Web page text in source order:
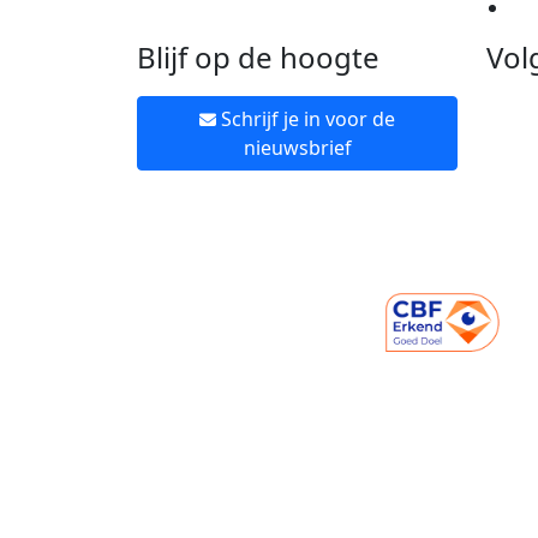
Blijf op de hoogte
Schrijf je in voor de
nieuwsbrief